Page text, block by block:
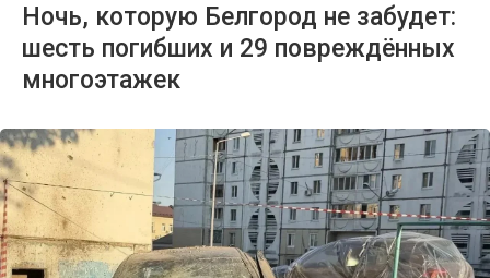
Ночь, которую Белгород не забудет:
шесть погибших и 29 повреждённых
многоэтажек